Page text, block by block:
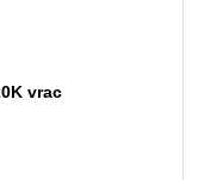
vrac